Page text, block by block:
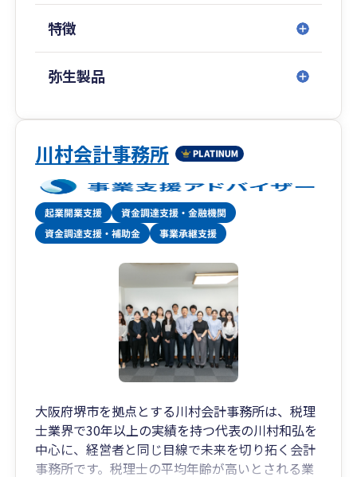
特徴
弥生製品
川村会計事務所
大阪府堺市を拠点とする川村会計事務所は、税理
士業界で30年以上の実績を持つ代表の川村和弘を
中心に、経営者と同じ目線で未来を切り拓く会計
事務所です。税理士の平均年齢が高いとされる業